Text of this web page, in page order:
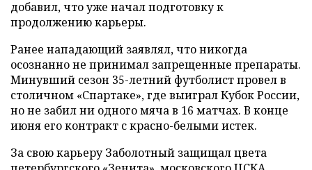
добавил, что уже начал подготовку к
продолжению карьеры.
Ранее нападающий заявлял, что никогда
осознанно не принимал запрещенные препараты.
Минувший сезон 35-летний футболист провел в
столичном «Спартаке», где выиграл Кубок России,
но не забил ни одного мяча в 16 матчах. В конце
июня его контракт с красно-белыми истек.
За свою карьеру Заболотный защищал цвета